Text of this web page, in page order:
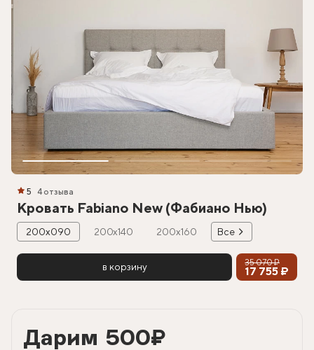
5 4 отзыва
Кровать Fabiano New (Фабиано Нью)
200х090 200х140 200х160 Все
в корзину 35 070 ₽
17 755 ₽
Дарим 500₽